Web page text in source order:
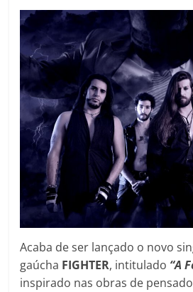
Acaba de ser lançado o novo
gaúcha FIGHTER, intitulado “A
inspirado nas obras de